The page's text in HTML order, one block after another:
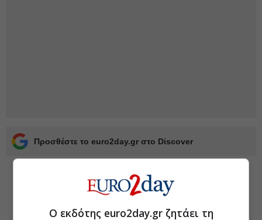
Προσθέστε το euro2day.gr στο Discover
Ο εκδότης euro2day.gr ζητάει τη